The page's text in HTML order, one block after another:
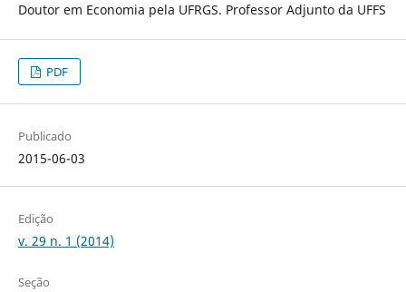
Doutor em Economia pela UFRGS. Professor Adjunto da UFFS
PDF
Publicado
2015-06-03
Edição
v. 29 n. 1 (2014)
Seção